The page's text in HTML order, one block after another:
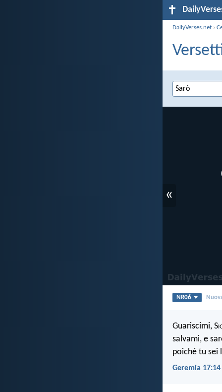
DailyVerses.net ›
«
NR06
Guariscimi, S
salvami, e
poiché tu sei
Geremia 17:14